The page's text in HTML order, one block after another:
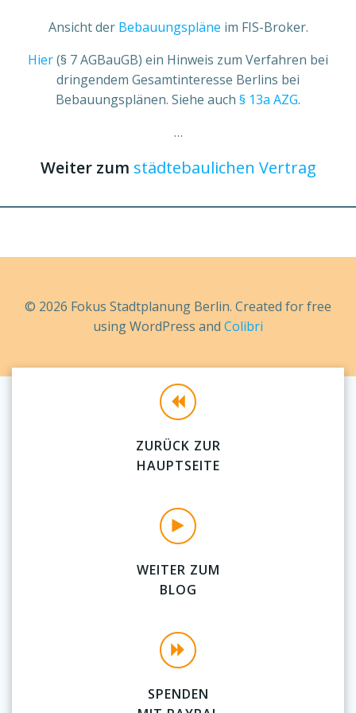
Ansicht der Bebauungspläne im FIS-Broker.
Hier(§ 7 AGBauGB) ein Hinweis zum Verfahren bei
dringendem Gesamtinteresse Berlins bei
Bebauungsplänen. Siehe auch § 13a AZG.
…
Weiter zum städtebaulichen Vertrag
© 2026 Fokus Stadtplanung Berlin. Created for free
using WordPress and Colibri
ZURÜCK ZUR
HAUPTSEITE
WEITER ZUM
BLOG
SPENDEN